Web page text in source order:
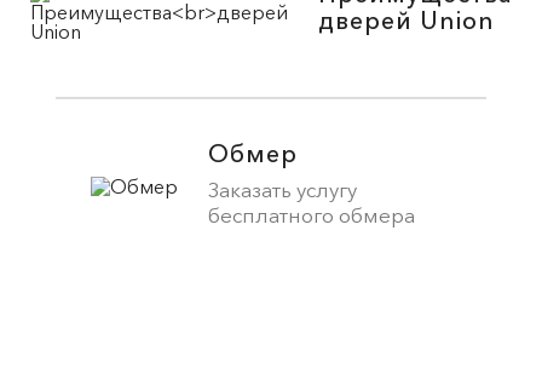
дверей Union
Обмер
Заказать услугу
бесплатного обмера